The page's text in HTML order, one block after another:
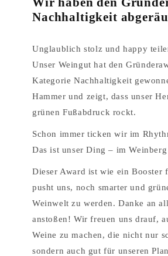
Nachhaltigkeit
Unglaublich stolz und happy
Unser Weingut hat den
Kategorie Nachhaltigkeit
Hammer und zeigt, dass unser
grünen Fußabdruck rockt.
Schon immer ticken wir im
Das ist unser Ding – im
Dieser Award ist wie ein Booster
pusht uns, noch smarter und
Weinwelt zu werden. Danke an
anstoßen! Wir freuen uns drauf,
Weine zu machen, die nicht nur
sondern auch gut für unseren